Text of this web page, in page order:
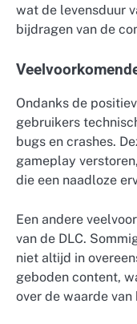
wat de levensduur
bijdragen van de
Ondanks de
gebruikers
bugs en crashes.
gameplay
die een naadloze
Een andere
van de DLC.
niet altijd in
geboden content,
over de waarde van